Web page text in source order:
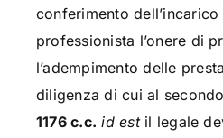
conferimento
professionista l’onere di
l’adempimento delle
diligenza di cui al
1176 c.c. id estil legale